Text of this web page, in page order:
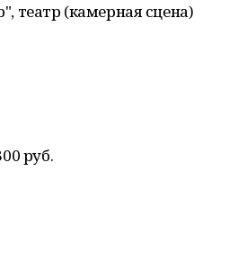
театр (камерная сцена)
руб.